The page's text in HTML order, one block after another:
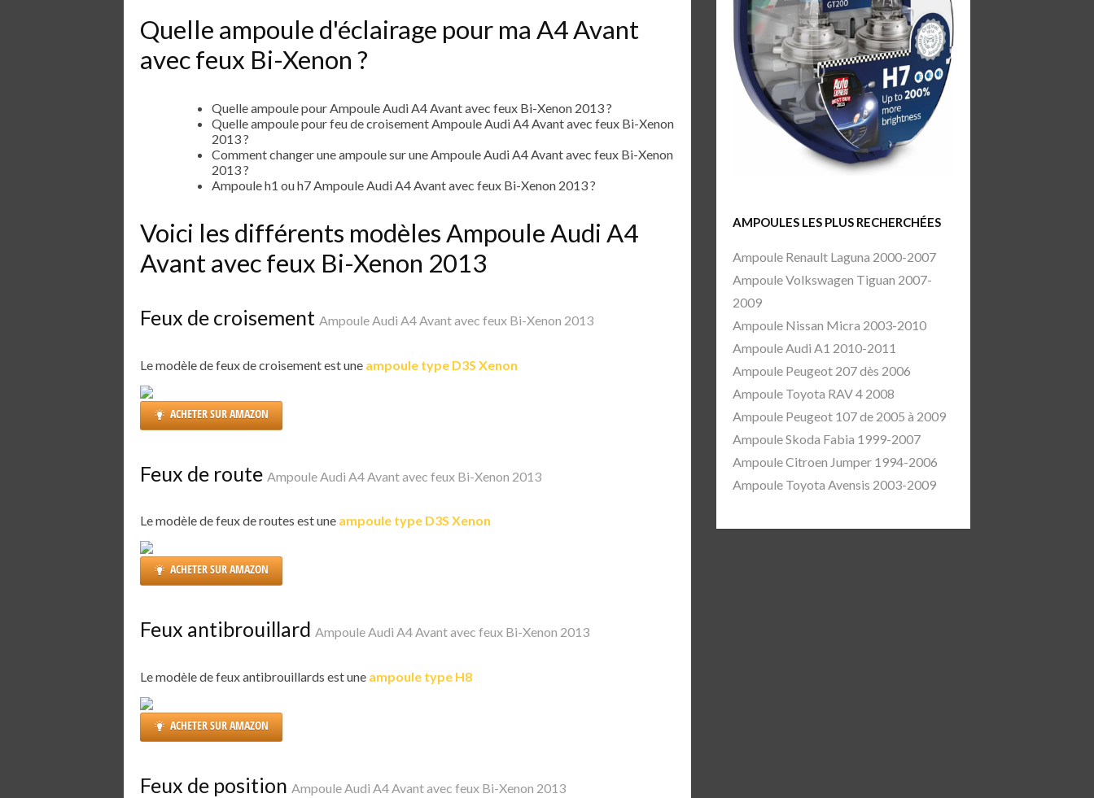
Quelle ampoule d'éclairage pour ma A4 Avant
avec feux Bi-Xenon ?
Quelle ampoule pour Ampoule Audi A4 Avant avec feux Bi-Xenon 2013 ?
Quelle ampoule pour feu de croisement Ampoule Audi A4 Avant avec feux Bi-Xenon
2013 ?
Comment changer une ampoule sur une Ampoule Audi A4 Avant avec feux Bi-Xenon
2013 ?
Ampoule h1 ou h7 Ampoule Audi A4 Avant avec feux Bi-Xenon 2013 ?
Voici les différents modèles Ampoule Audi A4
Avant avec feux Bi-Xenon 2013
Feux de croisement Ampoule Audi A4 Avant avec feux Bi-Xenon 2013
Le modèle de feux de croisement est une ampoule type D3S Xenon
ACHETER SUR AMAZON
Feux de route Ampoule Audi A4 Avant avec feux Bi-Xenon 2013
Le modèle de feux de routes est une ampoule type D3S Xenon
ACHETER SUR AMAZON
Feux antibrouillard Ampoule Audi A4 Avant avec feux Bi-Xenon 2013
Le modèle de feux antibrouillards est une ampoule type H8
ACHETER SUR AMAZON
Feux de position Ampoule Audi A4 Avant avec feux Bi-Xenon 2013
AMPOULES LES PLUS RECHERCHÉES
Ampoule Renault Laguna 2000-2007
Ampoule Volkswagen Tiguan 2007-
2009
Ampoule Nissan Micra 2003-2010
Ampoule Audi A1 2010-2011
Ampoule Peugeot 207 dès 2006
Ampoule Toyota RAV 4 2008
Ampoule Peugeot 107 de 2005 à 2009
Ampoule Skoda Fabia 1999-2007
Ampoule Citroen Jumper 1994-2006
Ampoule Toyota Avensis 2003-2009